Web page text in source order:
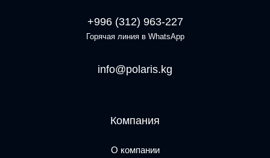
+996 (312) 963-227
Горячая линия в WhatsApp
info@polaris.kg
Компания
О компании